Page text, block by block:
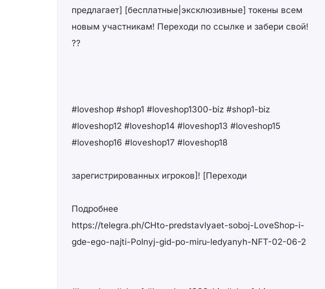
предлагает] [бесплатные|эксклюзивные] токены всем
новым участникам! Переходи по ссылке и забери свой!
??
#loveshop #shop1 #loveshop1300-biz #shop1-biz
#loveshop12 #loveshop14 #loveshop13 #loveshop15
#loveshop16 #loveshop17 #loveshop18
зарегистрированных игроков]! [Переходи
Подробнее
https://telegra.ph/CHto-predstavlyaet-soboj-LoveShop-i-
gde-ego-najti-Polnyj-gid-po-miru-ledyanyh-NFT-02-06-2